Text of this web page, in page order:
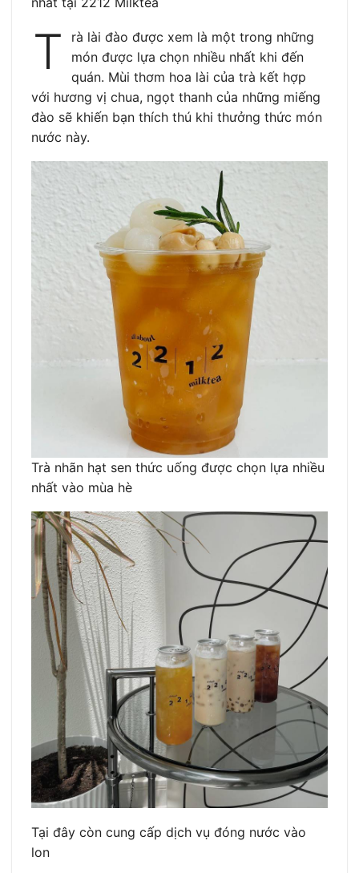
T
rà lài đào được xem là một trong những
món được lựa chọn nhiều nhất khi đến
quán. Mùi thơm hoa lài của trà kết hợp
với hương vị chua, ngọt thanh của những miếng
đào sẽ khiến bạn thích thú khi thưởng thức món
nước này.
Trà nhãn hạt sen thức uống được chọn lựa nhiều
nhất vào mùa hè
Tại đây còn cung cấp dịch vụ đóng nước vào
lon